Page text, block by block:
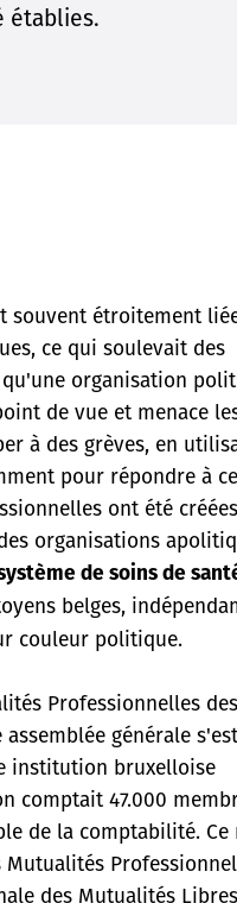
établies.
souvent étroitement
ce qui soulevait des
organisation
de vue et menace
à des grèves, en
pour répondre à
ont été
organisations
de soins de
belges,
couleur politique.
Professionnelles des
générale
institution bruxelloise
comptait 47.000
de la comptabilité. Ce
des Mutualités